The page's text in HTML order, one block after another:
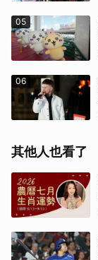
05
06
其他人也看了